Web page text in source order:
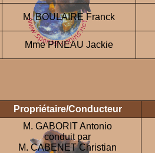
M. BOULAIRE Franck
Mme PINEAU Jackie
Propriétaire/Conducteur
M. GABORIT Antonio
conduit par
M. CABENET Christian